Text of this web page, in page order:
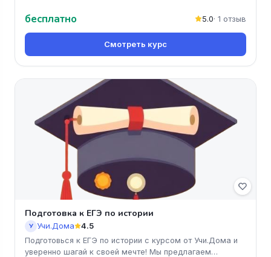
бесплатно 5.0· 1 отзыв
Смотреть курс
Подготовка к ЕГЭ по истории
У Учи.Дома 4.5
Подготовься к ЕГЭ по истории с курсом от Учи.Дома и
уверенно шагай к своей мечте! Мы предлагаем